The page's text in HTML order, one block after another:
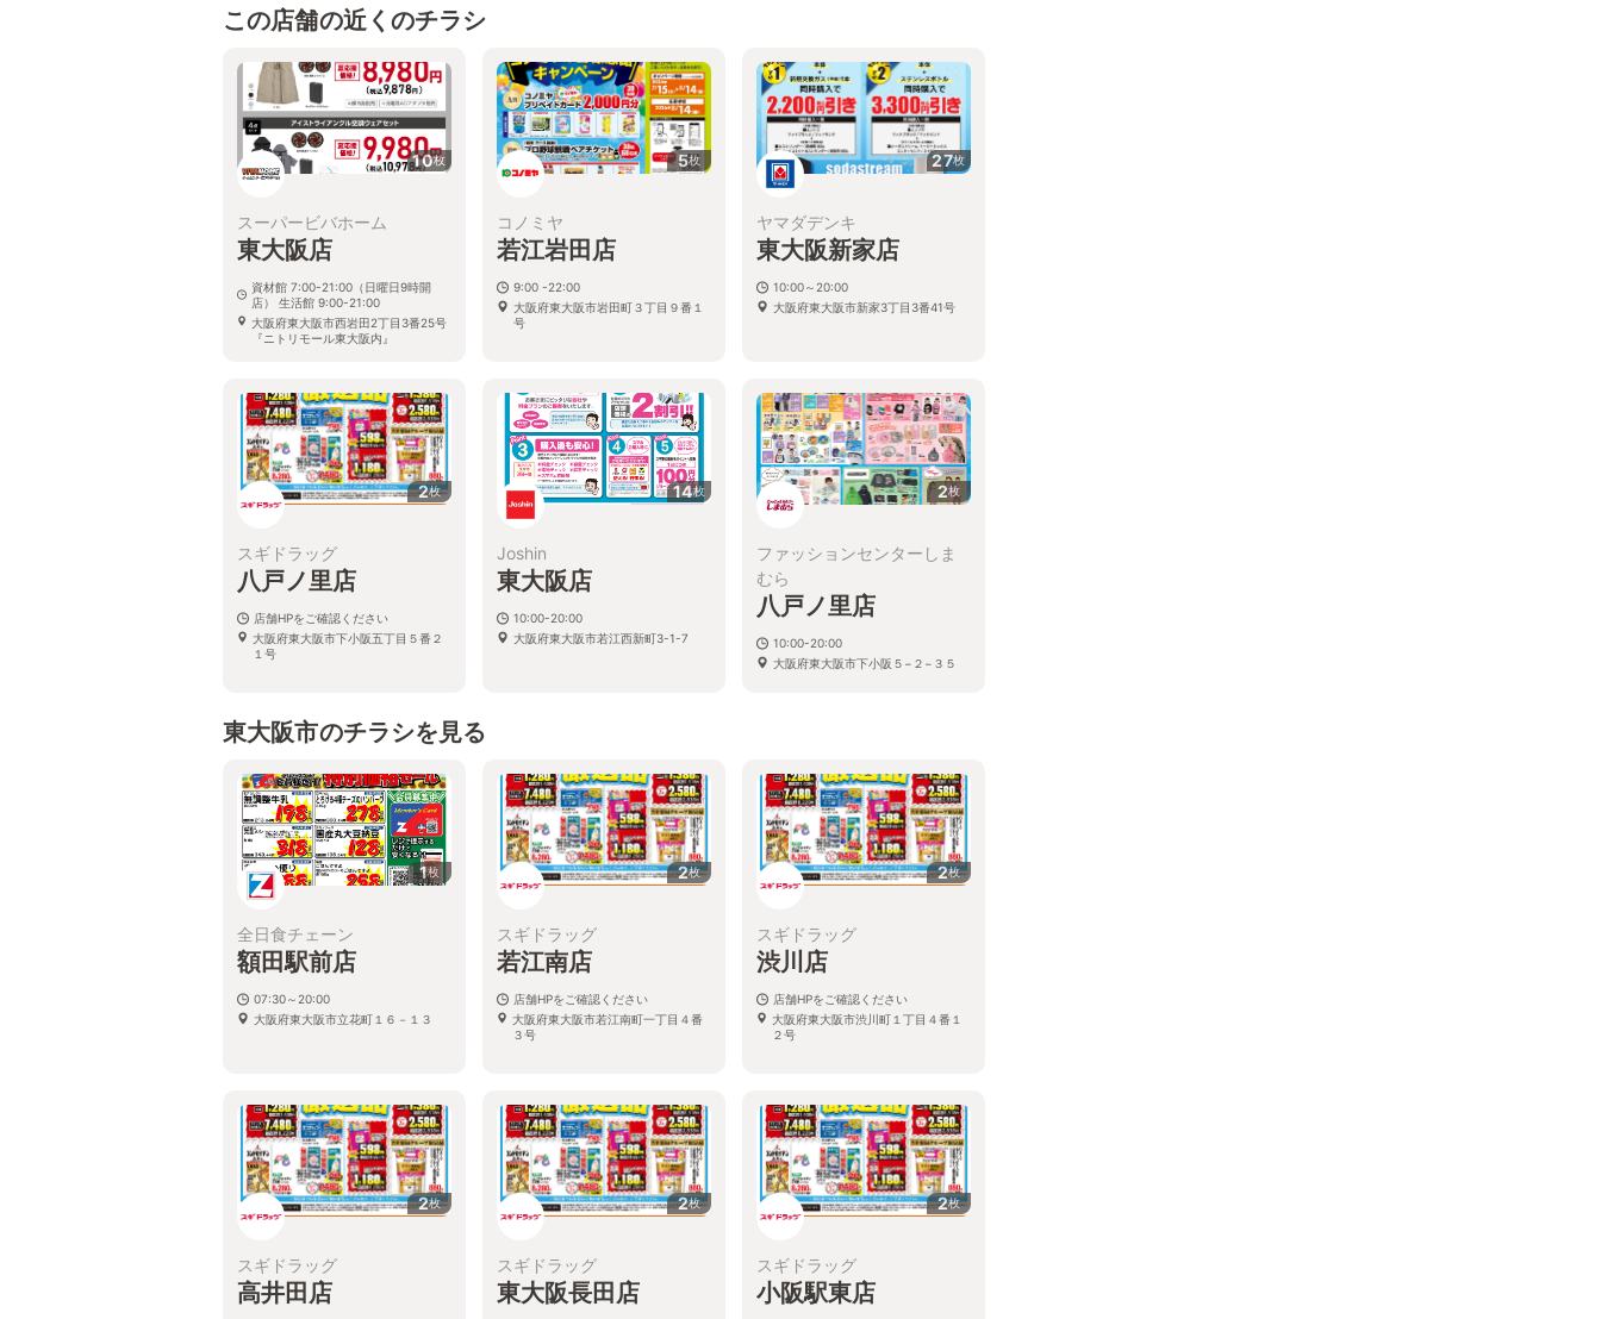
この店舗の近くのチラシ
10枚
スーパービバホーム
東大阪店
資材館 7:00-21:00（日曜日9時開
店） 生活館 9:00-21:00
大阪府東大阪市西岩田2丁目3番25号
『ニトリモール東大阪内』
5枚
コノミヤ
若江岩田店
9:00 -22:00
大阪府東大阪市岩田町３丁目９番１
号
27枚
ヤマダデンキ
東大阪新家店
10:00～20:00
大阪府東大阪市新家3丁目3番41号
2枚
スギドラッグ
八戸ノ里店
店舗HPをご確認ください
大阪府東大阪市下小阪五丁目５番２
１号
14枚
Joshin
東大阪店
10:00-20:00
大阪府東大阪市若江西新町3-1-7
2枚
ファッションセンターしま
むら
八戸ノ里店
10:00-20:00
大阪府東大阪市下小阪５−２−３５
東大阪市のチラシを見る
1枚
全日食チェーン
額田駅前店
07:30～20:00
大阪府東大阪市立花町１６－１３
2枚
スギドラッグ
若江南店
店舗HPをご確認ください
大阪府東大阪市若江南町一丁目４番
３号
2枚
スギドラッグ
渋川店
店舗HPをご確認ください
大阪府東大阪市渋川町１丁目４番１
２号
2枚
スギドラッグ
高井田店
2枚
スギドラッグ
東大阪長田店
2枚
スギドラッグ
小阪駅東店